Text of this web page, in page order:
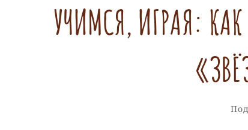
УЧИМСЯ, ИГРАЯ: КАК